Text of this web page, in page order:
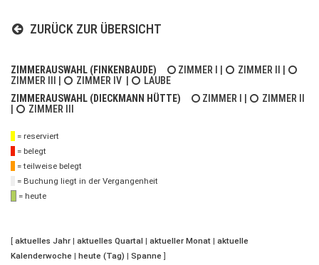
ZURÜCK ZUR ÜBERSICHT
ZIMMERAUSWAHL (FINKENBAUDE) ZIMMER I ZIMMER II
ZIMMER III
ZIMMER IV
LAUBE
ZIMMERAUSWAHL (DIECKMANN HÜTTE)
ZIMMER I
ZIMMER II
ZIMMER III
= reserviert
= belegt
= teilweise belegt
= Buchung liegt in der Vergangenheit
= heute
[ aktuelles Jahr | aktuelles Quartal | aktueller Monat | aktuelle
Kalenderwoche | heute (Tag) | Spanne ]